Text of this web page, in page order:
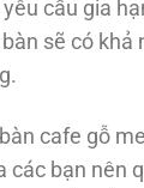
cầu gia
sẽ có khả
cafe gỗ
các bạn nên